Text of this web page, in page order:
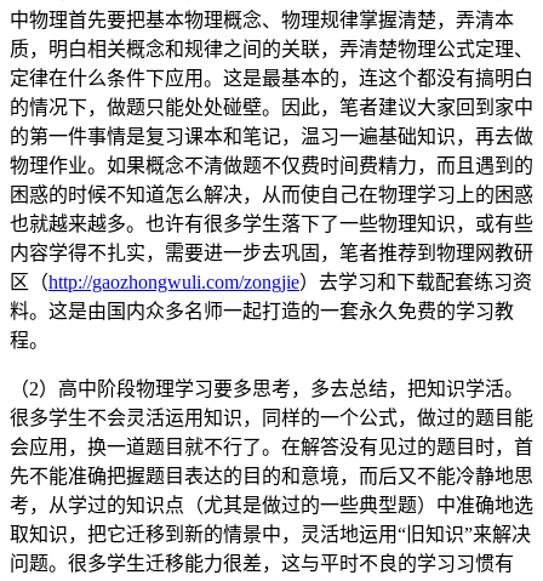
中物理首先要把基本物理概念、物理规律掌握清楚，弄清本
质，明白相关概念和规律之间的关联，弄清楚物理公式定理、
定律在什么条件下应用。这是最基本的，连这个都没有搞明白
的情况下，做题只能处处碰壁。因此，笔者建议大家回到家中
的第一件事情是复习课本和笔记，温习一遍基础知识，再去做
物理作业。如果概念不清做题不仅费时间费精力，而且遇到的
困惑的时候不知道怎么解决，从而使自己在物理学习上的困惑
也就越来越多。也许有很多学生落下了一些物理知识，或有些
内容学得不扎实，需要进一步去巩固，笔者推荐到物理网教研
区（http://gaozhongwuli.com/zongjie）去学习和下载配套练习资
料。这是由国内众多名师一起打造的一套永久免费的学习教
程。
（2）高中阶段物理学习要多思考，多去总结，把知识学活。
很多学生不会灵活运用知识，同样的一个公式，做过的题目能
会应用，换一道题目就不行了。在解答没有见过的题目时，首
先不能准确把握题目表达的目的和意境，而后又不能冷静地思
考，从学过的知识点（尤其是做过的一些典型题）中准确地选
取知识，把它迁移到新的情景中，灵活地运用“旧知识”来解决
问题。很多学生迁移能力很差，这与平时不良的学习习惯有